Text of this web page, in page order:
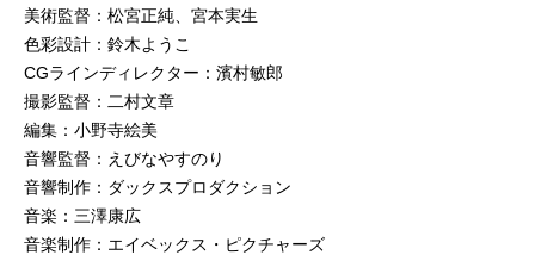
美術監督：松宮正純、宮本実生
色彩設計：鈴木ようこ
CGラインディレクター：濱村敏郎
撮影監督：二村文章
編集：小野寺絵美
音響監督：えびなやすのり
音響制作：ダックスプロダクション
音楽：三澤康広
音楽制作：エイベックス・ピクチャーズ